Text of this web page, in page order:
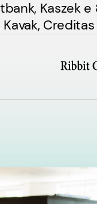
Kaszek e